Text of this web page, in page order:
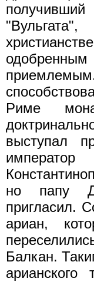
Риме
выступал
но папу
пригласил.
ариан,
Балкан.
арианского